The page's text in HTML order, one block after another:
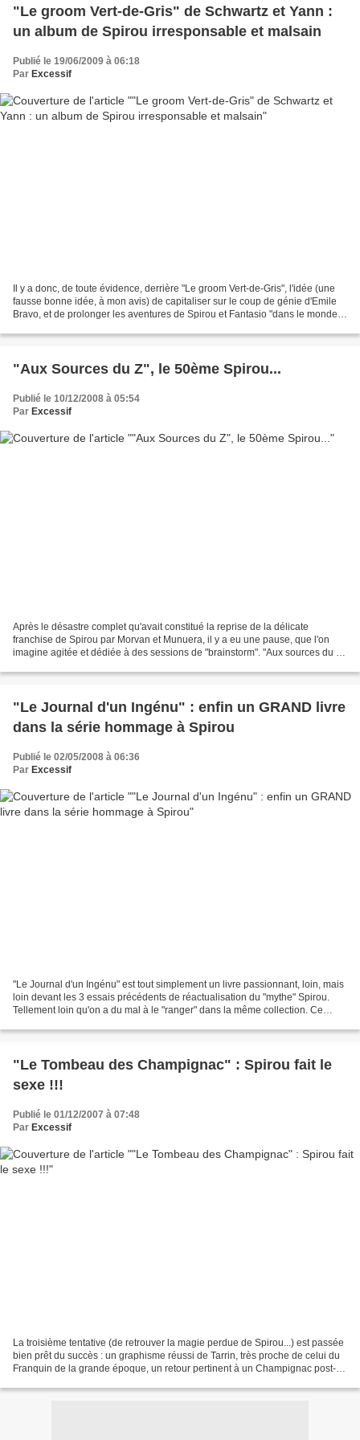
"Le groom Vert-de-Gris" de Schwartz et Yann :
un album de Spirou irresponsable et malsain
Publié le 19/06/2009 à 06:18
Par Excessif
Il y a donc, de toute évidence, derrière "Le groom Vert-de-Gris", l'idée (une
fausse bonne idée, à mon avis) de capitaliser sur le coup de génie d'Emile
Bravo, et de prolonger les aventures de Spirou et Fantasio "dans le monde
"Aux Sources du Z", le 50ème Spirou...
Publié le 10/12/2008 à 05:54
Par Excessif
Après le désastre complet qu'avait constitué la reprise de la délicate
franchise de Spirou par Morvan et Munuera, il y a eu une pause, que l'on
imagine agitée et dédiée à des sessions de "brainstorm". "Aux sources du Z"
"Le Journal d'un Ingénu" : enfin un GRAND livre
dans la série hommage à Spirou
Publié le 02/05/2008 à 06:36
Par Excessif
"Le Journal d'un Ingénu" est tout simplement un livre passionnant, loin, mais
loin devant les 3 essais précédents de réactualisation du "mythe" Spirou.
Tellement loin qu'on a du mal à le "ranger" dans la même collection. Ce
"Le Tombeau des Champignac" : Spirou fait le
sexe !!!
Publié le 01/12/2007 à 07:48
Par Excessif
La troisième tentative (de retrouver la magie perdue de Spirou...) est passée
bien prêt du succès : un graphisme réussi de Tarrin, très proche de celui du
Franquin de la grande époque, un retour pertinent à un Champignac post-